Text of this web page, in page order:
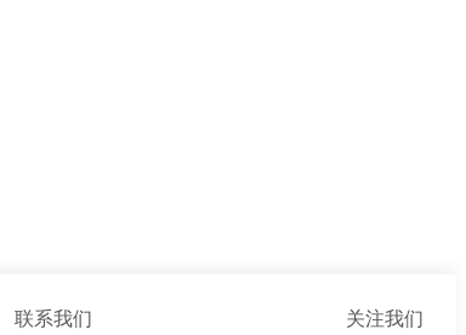
联系我们 关注我们